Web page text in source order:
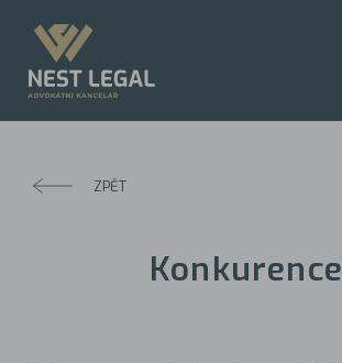
ZPĚT
Konkurence